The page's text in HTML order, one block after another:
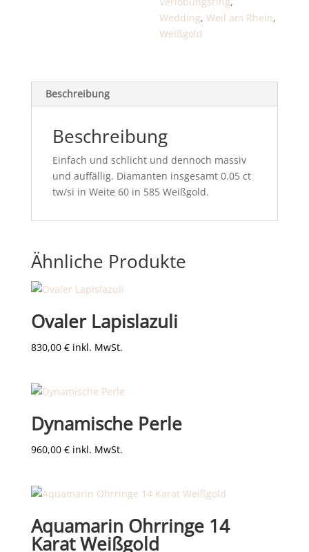
Wedding,Weil am Rhein,
Weißgold
Beschreibung
Beschreibung
Einfach und schlicht und dennoch massiv
und auffällig. Diamanten insgesamt 0.05 ct
tw/si in Weite 60 in 585 Weißgold.
Ähnliche Produkte
Ovaler Lapislazuli
830,00 € inkl. MwSt.
Dynamische Perle
960,00 € inkl. MwSt.
Aquamarin Ohrringe 14
Karat Weißgold